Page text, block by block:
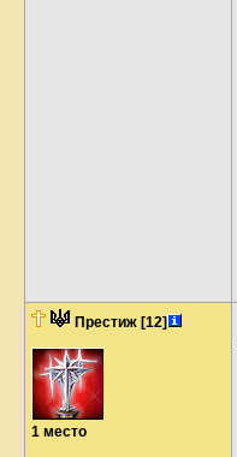
Престиж [12]
1 место